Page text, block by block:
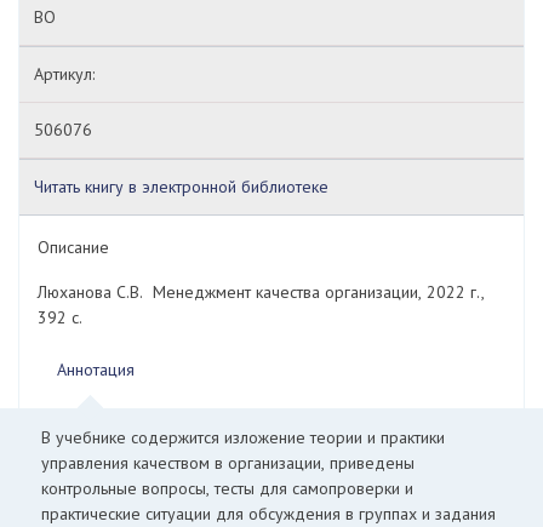
ВО
Артикул:
506076
Читать книгу в электронной библиотеке
Описание
Люханова С.В. Менеджмент качества организации, 2022 г.,
392 с.
Аннотация
В учебнике содержится изложение теории и практики
управления качеством в организации, приведены
контрольные вопросы, тесты для самопроверки и
практические ситуации для обсуждения в группах и задания